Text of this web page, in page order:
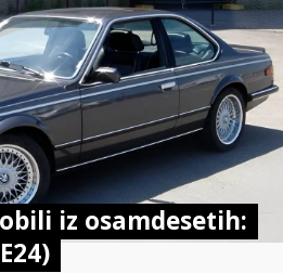
iz osamdesetih: